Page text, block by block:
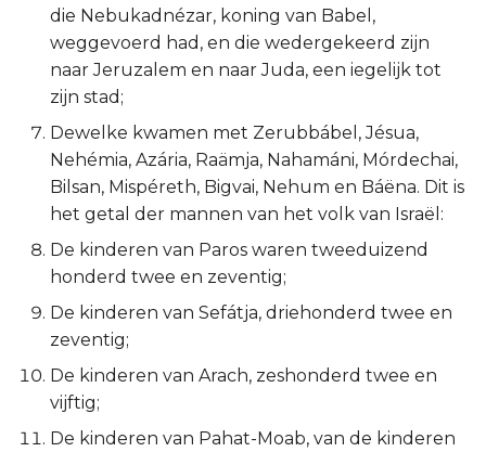
Titus
Filémon
Hebreeën
Jakobus
1 Petrus
2 Petrus
2 Johannes
die Nebukadnézar, koning van Babel,
weggevoerd had, en die wedergekeerd zijn
naar Jeruzalem en naar Juda, een iegelijk tot
zijn stad;
Dewelke kwamen met Zerubbábel, Jésua,
Nehémia, Azária, Raämja, Nahamáni, Mórdechai,
Bilsan, Mispéreth, Bigvai, Nehum en Báëna. Dit is
het getal der mannen van het volk van Israël:
De kinderen van Paros waren tweeduizend
honderd twee en zeventig;
De kinderen van Sefátja, driehonderd twee en
zeventig;
De kinderen van Arach, zeshonderd twee en
vijftig;
De kinderen van Pahat-Moab, van de kinderen